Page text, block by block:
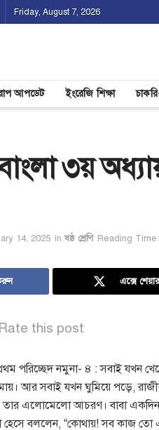
Friday, August 7, 2026
আপডেট ইংরেজি শিক্ষা
বাংলা ৩য়
14, 2025 in ষষ্ঠ শ্রেণি Reading
এক্সে
Rate this post
প্রথম পরিচ্ছেদ নমুনা- ৪ : সবাই
আর সবাই যখন ঘুমিয়ে পড়ে,
এলোমেলো আচরণ। বাবা
বললেন, “কোথায়! সব কাজ তো